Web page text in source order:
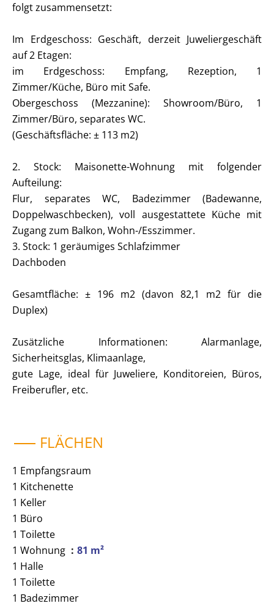
folgt zusammensetzt:
Im Erdgeschoss: Geschäft, derzeit Juweliergeschäft
auf 2 Etagen:
im Erdgeschoss: Empfang, Rezeption, 1
Zimmer/Küche, Büro mit Safe.
Obergeschoss (Mezzanine): Showroom/Büro, 1
Zimmer/Büro, separates WC.
(Geschäftsfläche: ± 113 m2)
2. Stock: Maisonette-Wohnung mit folgender
Aufteilung:
Flur, separates WC, Badezimmer (Badewanne,
Doppelwaschbecken), voll ausgestattete Küche mit
Zugang zum Balkon, Wohn-/Esszimmer.
3. Stock: 1 geräumiges Schlafzimmer
Dachboden
Gesamtfläche: ± 196 m2 (davon 82,1 m2 für die
Duplex)
Zusätzliche Informationen: Alarmanlage,
Sicherheitsglas, Klimaanlage,
gute Lage, ideal für Juweliere, Konditoreien, Büros,
Freiberufler, etc.
FLÄCHEN
1 Empfangsraum
1 Kitchenette
1 Keller
1 Büro
1 Toilette
1 Wohnung
81 m²
1 Halle
1 Toilette
1 Badezimmer